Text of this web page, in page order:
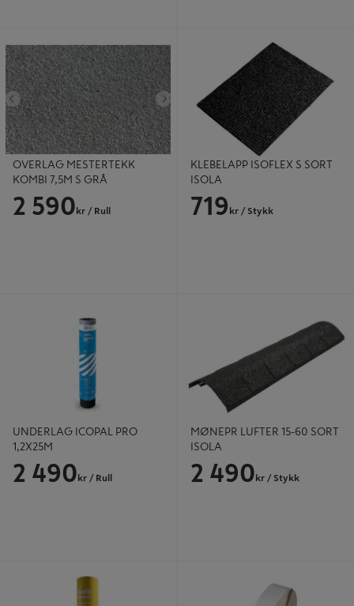
7,5M S GRÅ
Tidligere Neste
OVERLAG MESTERTEKK
KOMBI 7,5M S GRÅ
2 590 kr / Rull
KLEBELAPP ISOFLEX S SORT
ISOLA
719 kr / Stykk
UNDERLAG ICOPAL PRO
1,2X25M
2 490 kr / Rull
MØNEPR LUFTER 15-60 SORT
ISOLA
2 490 kr / Stykk